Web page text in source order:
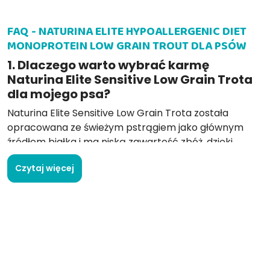
FAQ - NATURINA ELITE HYPOALLERGENIC DIET
MONOPROTEIN LOW GRAIN TROUT DLA PSÓW
1. Dlaczego warto wybrać karmę
Naturina Elite Sensitive Low Grain Trota
dla mojego psa?
Naturina Elite Sensitive Low Grain Trota została
opracowana ze świeżym pstrągiem jako głównym
źródłem białka i ma niską zawartość zbóż, dzięki
czemu idealnie nadaje się dla psów z wrażliwym
układem pokarmowym lub nietolerancjami
pokarmowymi.
Czytaj więcej